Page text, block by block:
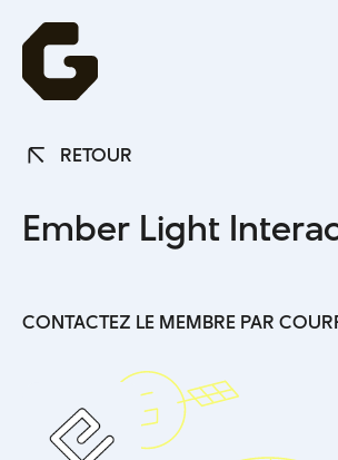
RETOUR
Ember Light Intera
CONTACTEZ LE MEMBRE PAR